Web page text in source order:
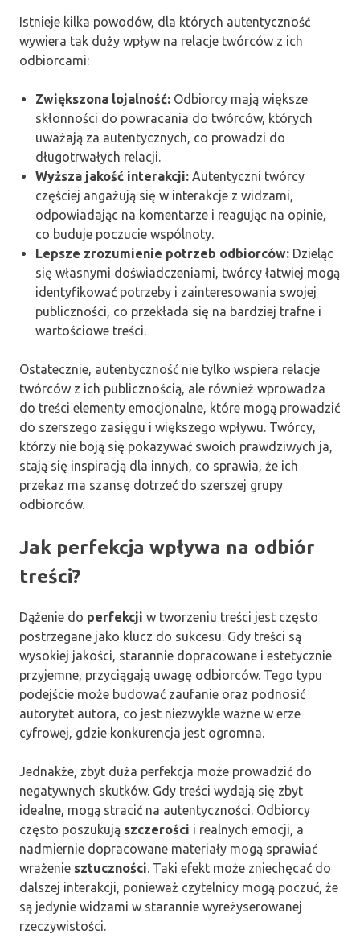
Istnieje kilka powodów, dla których autentyczność
wywiera tak duży wpływ na relacje twórców z ich
odbiorcami:
Zwiększona lojalność: Odbiorcy mają większe
skłonności do powracania do twórców, których
uważają za autentycznych, co prowadzi do
długotrwałych relacji.
Wyższa jakość interakcji: Autentyczni twórcy
częściej angażują się w interakcje z widzami,
odpowiadając na komentarze i reagując na opinie,
co buduje poczucie wspólnoty.
Lepsze zrozumienie potrzeb odbiorców: Dzieląc
się własnymi doświadczeniami, twórcy łatwiej mogą
identyfikować potrzeby i zainteresowania swojej
publiczności, co przekłada się na bardziej trafne i
wartościowe treści.
Ostatecznie, autentyczność nie tylko wspiera relacje
twórców z ich publicznością, ale również wprowadza
do treści elementy emocjonalne, które mogą prowadzić
do szerszego zasięgu i większego wpływu. Twórcy,
którzy nie boją się pokazywać swoich prawdziwych ja,
stają się inspiracją dla innych, co sprawia, że ich
przekaz ma szansę dotrzeć do szerszej grupy
odbiorców.
Jak perfekcja wpływa na odbiór
treści?
Dążenie do perfekcji w tworzeniu treści jest często
postrzegane jako klucz do sukcesu. Gdy treści są
wysokiej jakości, starannie dopracowane i estetycznie
przyjemne, przyciągają uwagę odbiorców. Tego typu
podejście może budować zaufanie oraz podnosić
autorytet autora, co jest niezwykle ważne w erze
cyfrowej, gdzie konkurencja jest ogromna.
Jednakże, zbyt duża perfekcja może prowadzić do
negatywnych skutków. Gdy treści wydają się zbyt
idealne, mogą stracić na autentyczności. Odbiorcy
często poszukują szczerości i realnych emocji, a
nadmiernie dopracowane materiały mogą sprawiać
wrażenie sztuczności . Taki efekt może zniechęcać do
dalszej interakcji, ponieważ czytelnicy mogą poczuć, że
są jedynie widzami w starannie wyreżyserowanej
rzeczywistości.